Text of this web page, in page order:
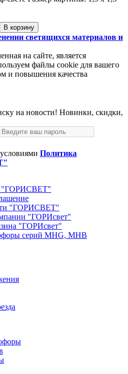
В корзину
светящихся материалов и
на сайте, является
файлы cookie для вашего
и повышения качества
на новости! Новинки, скидки,
Политика
"ГОРИСВЕТ"
"ГОРИСВЕТ"
"ГОРИсвет"
"ГОРИсвет"
серий MHG, MHB